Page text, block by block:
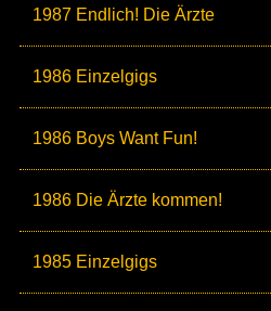
1987 Endlich! Die Ärzte
1986 Einzelgigs
1986 Boys Want Fun!
1986 Die Ärzte kommen!
1985 Einzelgigs